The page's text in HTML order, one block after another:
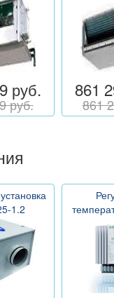
руб.
руб.
861
861
1.2